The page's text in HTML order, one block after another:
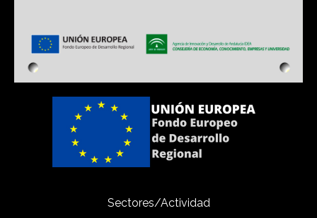
Sectores/Actividad